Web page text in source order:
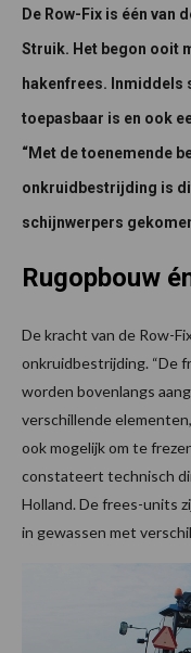
De Row-Fix is één van
Struik. Het begon ooit
hakenfrees. Inmiddels
toepasbaar is en ook
“Met de toenemende
onkruidbestrijding is
schijnwerpers
Rugopbouw
De kracht van de Row-
onkruidbestrijding. “De
worden bovenlangs
verschillende
ook mogelijk om te
constateert technisch
Holland. De frees-units
in gewassen met